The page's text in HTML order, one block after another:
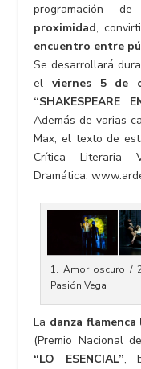
programación
proximidad,
encuentro entre
Se desarrollará
elviernes 5 de
“SHAKESPEARE
Además de varias
Max, el texto de
Crítica Literaria
Dramática.
1. Amor oscuro /
Pasión Vega
La danza
(Premio Nacional
“LO ESENCIAL”,